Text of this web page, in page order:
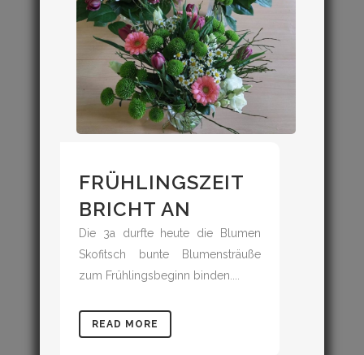
FRÜHLINGSZEIT
BRICHT AN
Die 3a durfte heute die Blumen
Skofitsch bunte Blumensträuße
zum Frühlingsbeginn binden....
READ MORE